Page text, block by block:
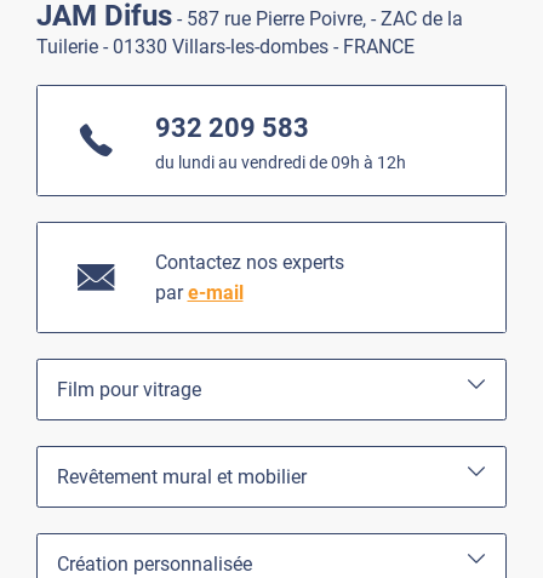
JAM Difus - 587 rue Pierre Poivre, - ZAC de la
Tuilerie - 01330 Villars-les-dombes - FRANCE
932 209 583
du lundi au vendredi de 09h à 12h
Contactez nos experts
pare-mail
Film pour vitrage
Revêtement mural et mobilier
Création personnalisée